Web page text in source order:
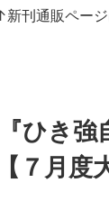
新刊通販ペー
ひき強
７月度